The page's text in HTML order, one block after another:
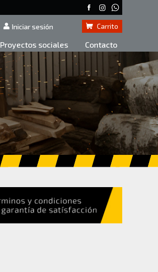
Iniciar sesión Carrito
Proyectos sociales Contacto